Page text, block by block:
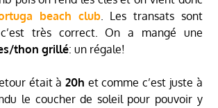
beach club. Les transats sont
très correct. On a mangé une
thon grillé: un régale!
était à 20h et comme c’est juste à
le coucher de soleil pour pouvoir y